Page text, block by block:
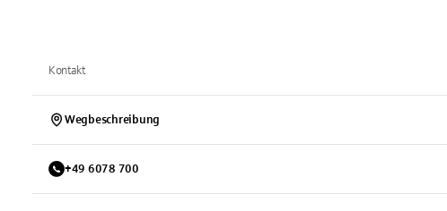
Kontakt
Wegbeschreibung
+49 6078 700